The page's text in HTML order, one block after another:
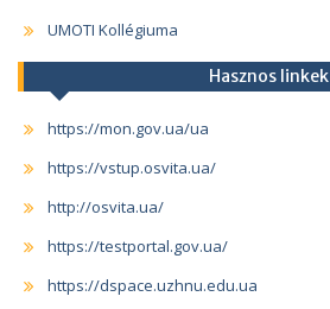
UMOTI Kollégiuma
Hasznos linkek
https://mon.gov.ua/ua
https://vstup.osvita.ua/
http://osvita.ua/
https://testportal.gov.ua/
https://dspace.uzhnu.edu.ua